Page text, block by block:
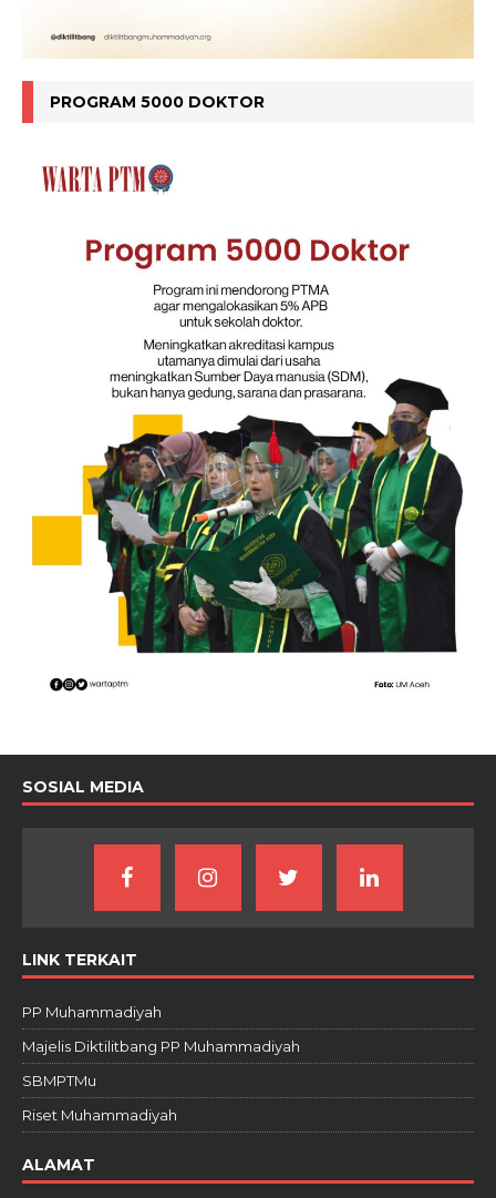
PROGRAM 5000 DOKTOR
SOSIAL MEDIA
LINK TERKAIT
PP Muhammadiyah
Majelis Diktilitbang PP Muhammadiyah
SBMPTMu
Riset Muhammadiyah
ALAMAT